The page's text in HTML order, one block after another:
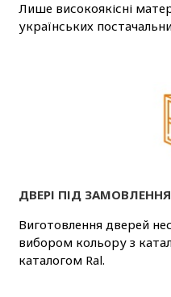
Лише високоякісні
українських
ДВЕРІ ПІД ЗАМОВЛЕННЯ
Виготовлення дверей
вибором кольору з
каталогом Ral.